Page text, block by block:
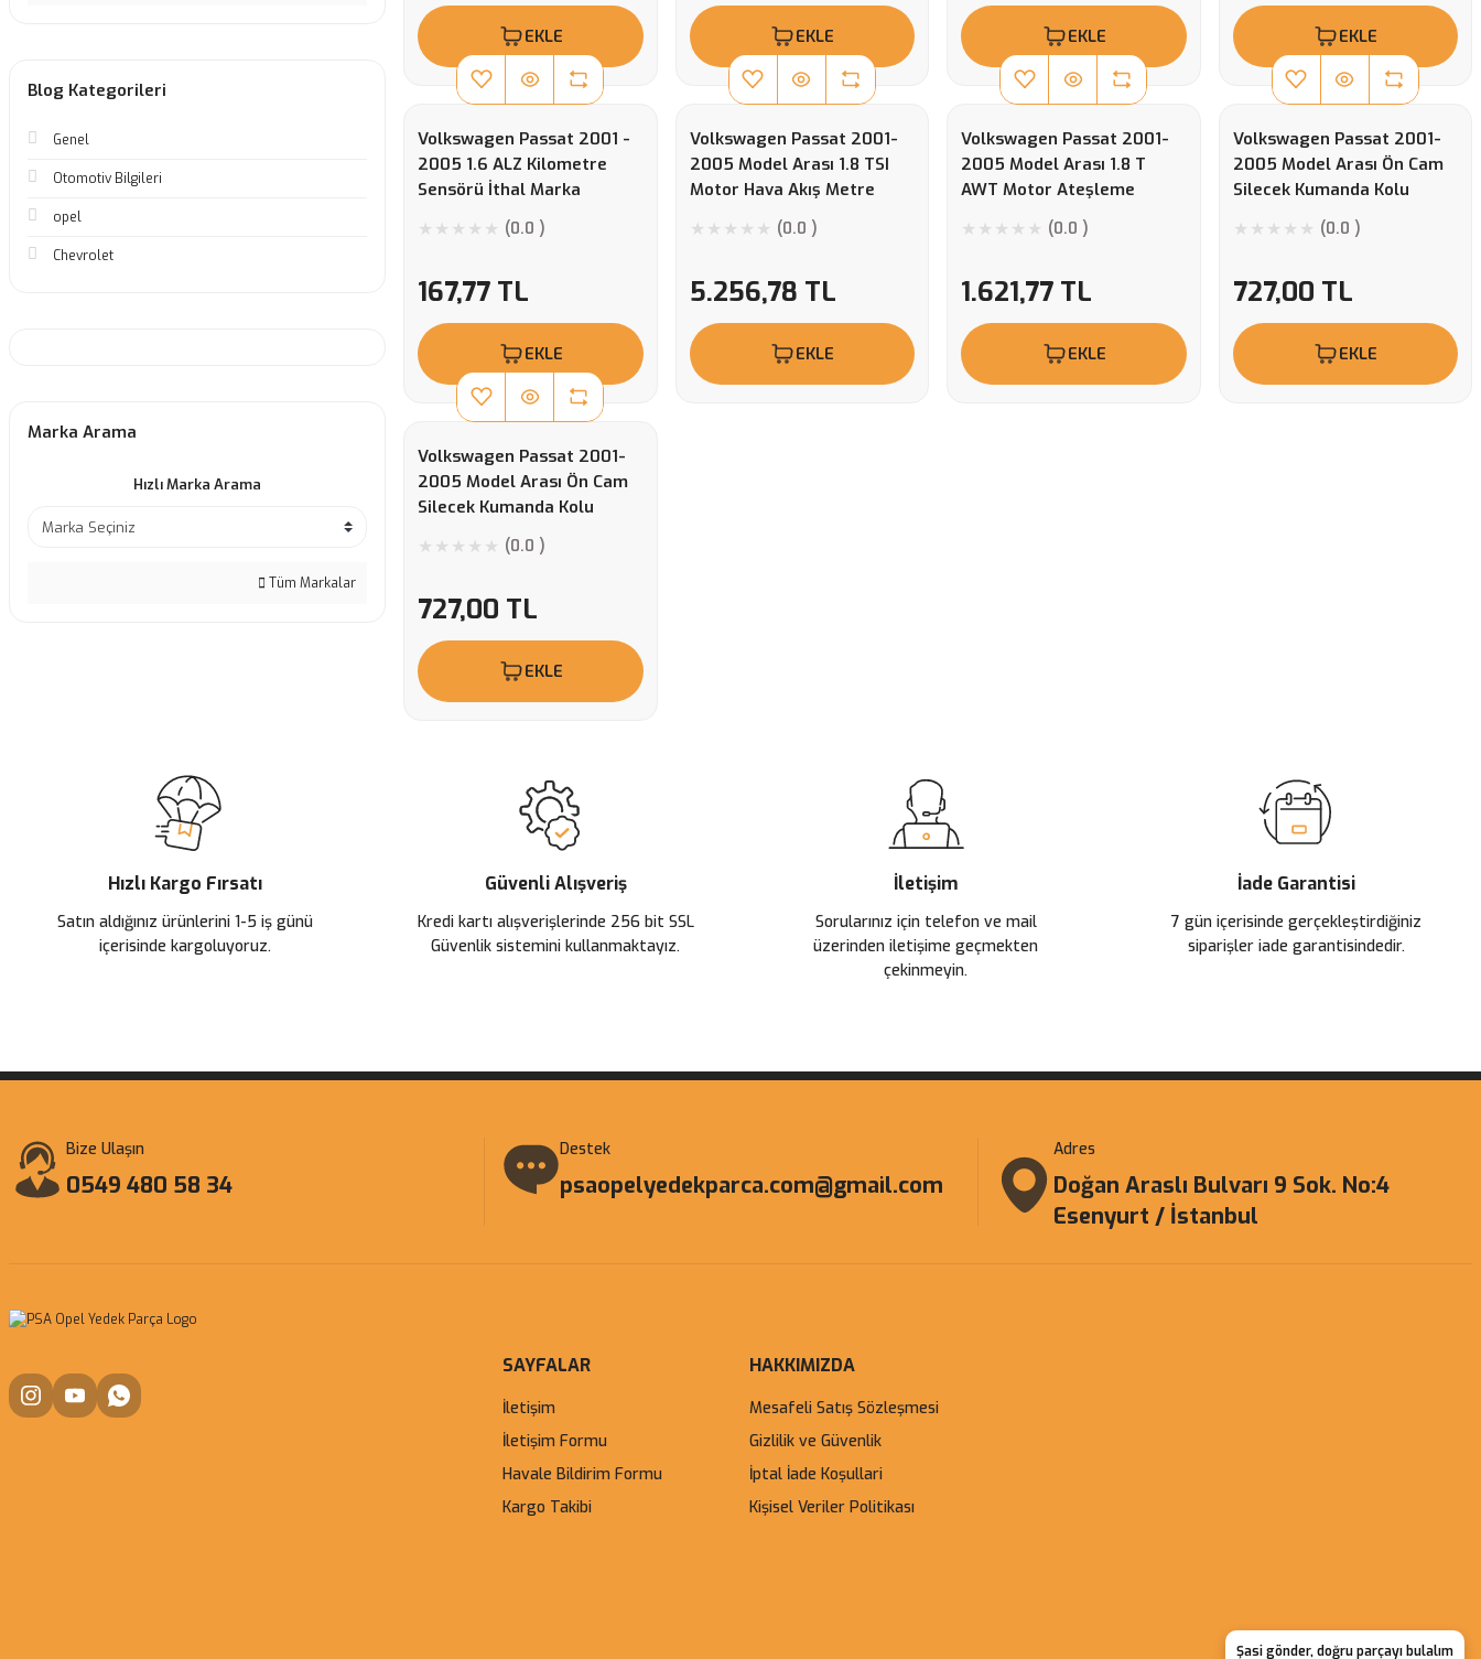
Blog Kategorileri
Genel
Otomotiv Bilgileri
opel
Chevrolet
Marka Arama
Hızlı Marka Arama
Tüm Markalar
EKLE EKLE EKLE EKLE
Volkswagen Passat 2001 -
2005 1.6 ALZ Kilometre
Sensörü İthal Marka
(0.0 )
167,77 TL
EKLE
Volkswagen Passat 2001-
2005 Model Arası 1.8 TSI
Motor Hava Akış Metre
(0.0 )
5.256,78 TL
EKLE
Volkswagen Passat 2001-
2005 Model Arası 1.8 T
AWT Motor Ateşleme
Bobini Bosch Marka
(0.0 )
1.621,77 TL
EKLE
Volkswagen Passat 2001-
2005 Model Arası Ön Cam
Silecek Kumanda Kolu
(0.0 )
727,00 TL
EKLE
Volkswagen Passat 2001-
2005 Model Arası Ön Cam
Silecek Kumanda Kolu
(0.0 )
727,00 TL
EKLE
Hızlı Kargo Fırsatı
Satın aldığınız ürünlerini 1-5 iş günü
içerisinde kargoluyoruz.
Güvenli Alışveriş
Kredi kartı alışverişlerinde 256 bit SSL
Güvenlik sistemini kullanmaktayız.
İletişim
Sorularınız için telefon ve mail
üzerinden iletişime geçmekten
çekinmeyin.
İade Garantisi
7 gün içerisinde gerçekleştirdiğiniz
siparişler iade garantisindedir.
Bize Ulaşın
0549 480 58 34
Destek
psaopelyedekparca.com@gmail.com
Adres
Doğan Araslı Bulvarı 9 Sok. No:4
Esenyurt / İstanbul
Şasi gönder, doğru parçayı bulalım
SAYFALAR
İletişim
İletişim Formu
Havale Bildirim Formu
Kargo Takibi
HAKKIMIZDA
Mesafeli Satış Sözleşmesi
Gizlilik ve Güvenlik
İptal İade Koşullari
Kişisel Veriler Politikası